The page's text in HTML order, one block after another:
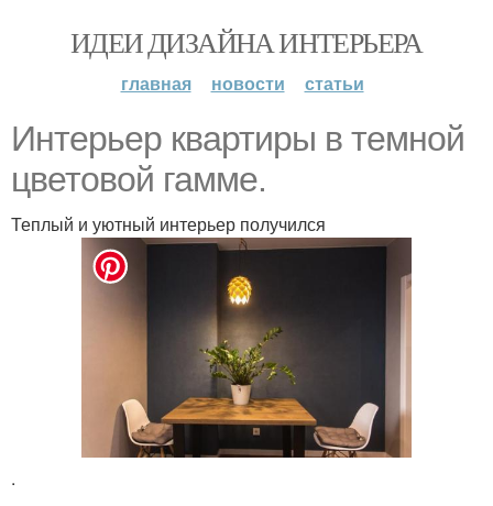
ИДЕИ ДИЗАЙНА ИНТЕРЬЕРА
главная новости статьи
Интерьер квартиры в темной
цветовой гамме.
Теплый и уютный интерьер получился
.